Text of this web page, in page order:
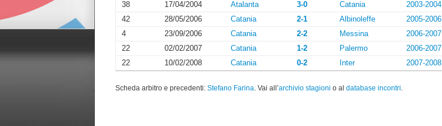
38
17/04/2004 Atalanta 3-0 Catania
2003-2004
42
28/05/2006 Catania 2-1 Albinoleffe
2005-2006
4
23/09/2006 Catania 2-2 Messina
2006-2007
22
02/02/2007 Catania 1-2 Palermo
2006-2007
22
10/02/2008 Catania 0-2 Inter 2007-2008
Scheda arbitro e precedenti: Stefano Farina. Vai all’archivio stagioni o al database incontri.